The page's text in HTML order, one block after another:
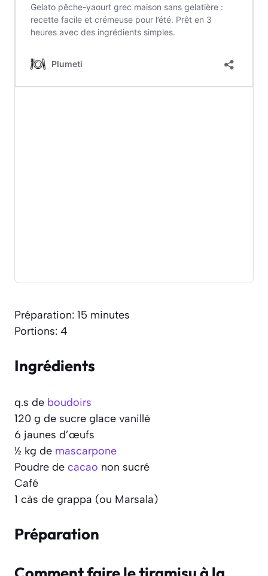
Préparation: 15 minutes
Portions: 4
Ingrédients
q.s de boudoirs
120 g de sucre glace vanillé
6 jaunes d’œufs
½ kg de mascarpone
Poudre de cacao non sucré
Café
1 càs de grappa (ou Marsala)
Préparation